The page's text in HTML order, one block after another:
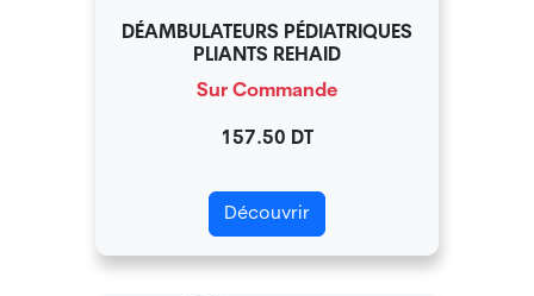
DÉAMBULATEURS PÉDIATRIQUES
PLIANTS REHAID
Sur Commande
157.50 DT
Découvrir